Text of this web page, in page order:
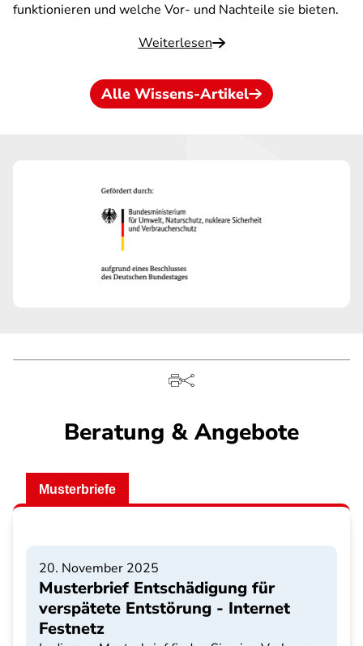
funktionieren und welche Vor- und Nachteile sie bieten.
Weiterlesen
Alle Wissens-Artikel
Beratung & Angebote
Musterbriefe
20. November 2025
Musterbrief Entschädigung für
verspätete Entstörung - Internet
Festnetz